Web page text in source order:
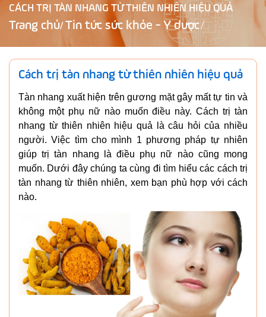
CÁCH TRỊ TÀN NHANG TỪ THIÊN NHIÊN HIỆU QUẢ
Trang chủ/ Tin tức sức khỏe - Y dược
Cách trị tàn nhang từ thiên nhiên hiệu quả
Tàn nhang xuất hiện trên gương mặt gây mất tự tin và
không một phụ nữ nào muốn điều này. Cách trị tàn
nhang từ thiên nhiên hiệu quả là câu hỏi của nhiều
người. Việc tìm cho mình 1 phương pháp tự nhiên
giúp trị tàn nhang là điều phụ nữ nào cũng mong
muốn. Dưới đây chúng ta cùng đi tìm hiểu các cách trị
tàn nhang từ thiên nhiên, xem bạn phù hợp với cách
nào.